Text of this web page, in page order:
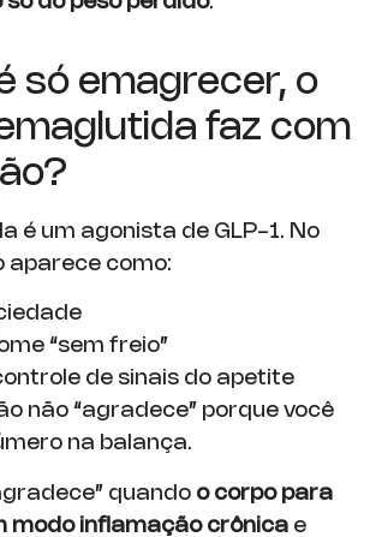
só emagrecer, o
faz com
é um agonista de GLP-1. No
aparece como:
“sem freio”
de sinais do apetite
não “agradece” porque você
na balança.
quando o corpo para
modo inflamação crônica e